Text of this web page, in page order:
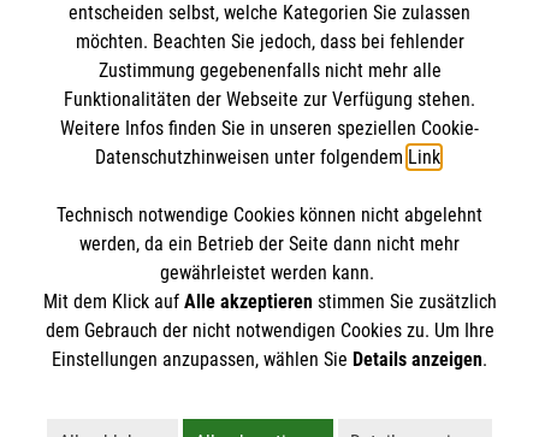
Newsletter abonnieren
Cookies verwalten|AGB|Impressum|Datenschutz
Barrierefreiheit |Kontakt| Sharepoint|Mediathek
entscheiden selbst, welche Kategorien Sie zulassen
möchten. Beachten Sie jedoch, dass bei fehlender
Zustimmung gegebenenfalls nicht mehr alle
Funktionalitäten der Webseite zur Verfügung stehen.
Weitere Infos finden Sie in unseren speziellen Cookie-
Datenschutzhinweisen unter folgendem Link.
Technisch notwendige Cookies können nicht abgelehnt
werden, da ein Betrieb der Seite dann nicht mehr
gewährleistet werden kann.
Mit dem Klick auf Alle akzeptierenstimmen Sie zusätzlich
dem Gebrauch der nicht notwendigen Cookies zu. Um Ihre
Einstellungen anzupassen, wählen Sie Details anzeigen.